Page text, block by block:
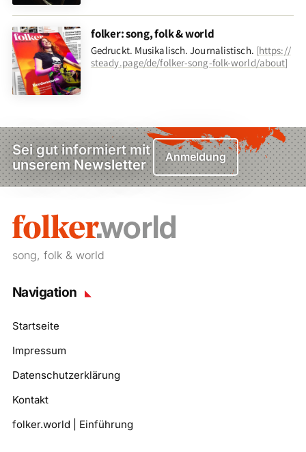
folker: song, folk & world
Gedruckt. Musikalisch. Journalistisch. [https://
steady.page/de/folker-song-folk-world/about]
Sei gut informiert mit
unserem Newsletter
Anmeldung
song, folk & world
Navigation
Startseite
Impressum
Datenschutzerklärung
Kontakt
folker.world | Einführung